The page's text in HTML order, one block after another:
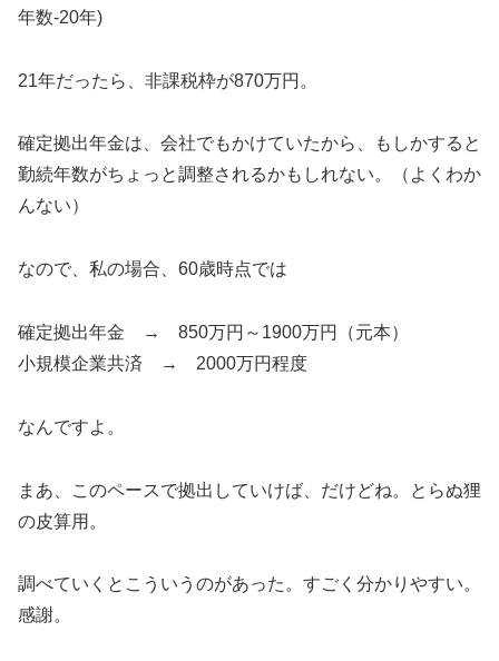
年数-20年)
21年だったら、非課税枠が870万円。
確定拠出年金は、会社でもかけていたから、もしかすると
勤続年数がちょっと調整されるかもしれない。（よくわか
んない）
なので、私の場合、60歳時点では
確定拠出年金 → 850万円～1900万円（元本）
小規模企業共済 → 2000万円程度
なんですよ。
まあ、このペースで拠出していけば、だけどね。とらぬ狸
の皮算用。
調べていくとこういうのがあった。すごく分かりやすい。
感謝。